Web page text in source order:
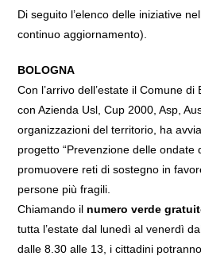
Di seguito l’elenco delle iniziative
continuo aggiornamento).
BOLOGNA
Con l’arrivo dell’estate il Comune
con Azienda Usl, Cup 2000, Asp,
organizzazioni del territorio, ha
progetto “Prevenzione delle ondate
promuovere reti di sostegno in
persone più fragili.
Chiamando il numero verde
tutta l’estate dal lunedì al venerdì
dalle 8.30 alle 13, i cittadini